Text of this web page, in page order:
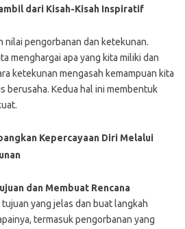
dari Kisah-Kisah Inspiratif
nilai pengorbanan dan ketekunan.
menghargai apa yang kita miliki dan
ketekunan mengasah kemampuan kita
berusaha. Kedua hal ini membentuk
Kepercayaan Diri Melalui
dan Membuat Rencana
yang jelas dan buat langkah
termasuk pengorbanan yang